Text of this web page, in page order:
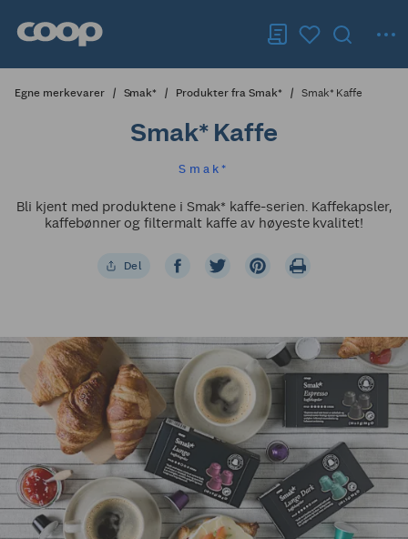
Egne merkevarer Smak* Produkter fra Smak* Smak* Kaffe
Smak* Kaffe
Smak*
Bli kjent med produktene i Smak* kaffe-serien. Kaffekapsler,
kaffebønner og filtermalt kaffe av høyeste kvalitet!
Del